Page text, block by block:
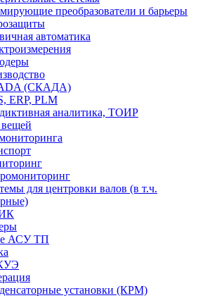
преобразователи и барьеры
автоматика
(СКАДА)
ERP, PLM
аналитика, ТОИР
для центровки валов (в т.ч.
АСУ ТП
установки (КРМ)